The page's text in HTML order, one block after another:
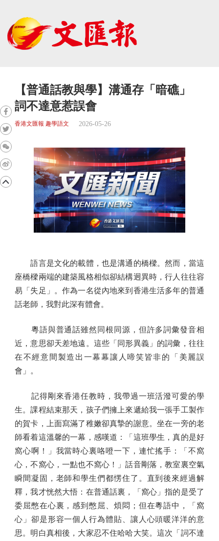
【普通話教與學】溝通存「暗礁」
詞不達意惹誤會
香港文匯報 趣學語文 2026-05-26
語言是文化的載體，也是溝通的橋樑。然而，當這
座橋樑兩端的建築風格相似卻結構迥異時，行人往往容
易「失足」。作為一名從內地來到香港生活多年的普通
話老師，我對此深有體會。
粵語與普通話雖然同根同源，但許多詞彙發音相
近，意思卻天差地遠。這些「同形異義」的詞彙，往往
在不經意間製造出一幕幕讓人啼笑皆非的「美麗誤
會」。
記得剛來香港任教時，我帶過一班活潑可愛的學
生。課程結束那天，孩子們擁上來遞給我一張手工製作
的賀卡，上面寫滿了稚嫩卻真摯的謝意。坐在一旁的老
師看着這溫馨的一幕，感嘆道：「這班學生，真的是好
窩心啊！」我當時心裏咯噔一下，連忙搖手：「不窩
心，不窩心，一點也不窩心！」話音剛落，教室裏空氣
瞬間凝固，老師和學生們都愣住了。直到後來經過解
釋，我才恍然大悟：在普通話裏，「窩心」指的是受了
委屈憋在心裏，感到憋屈、煩悶；但在粵語中，「窩
心」卻是形容一個人行為體貼、讓人心頭暖洋洋的意
思。明白真相後，大家忍不住哈哈大笑。這次「詞不達